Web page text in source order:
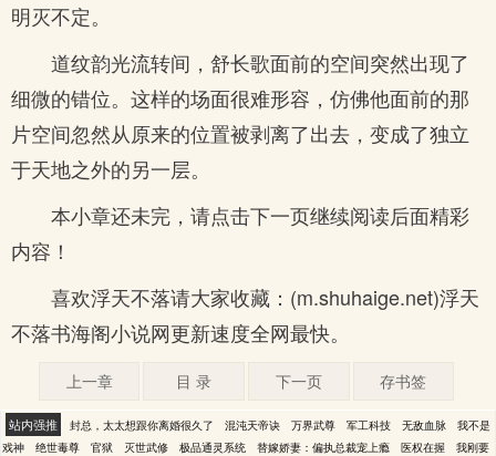
明灭不定。
道纹韵光流转间，舒长歌面前的空间突然出现了
细微的错位。这样的场面很难形容，仿佛他面前的那
片空间忽然从原来的位置被剥离了出去，变成了独立
于天地之外的另一层。
本小章还未完，请点击下一页继续阅读后面精彩
内容！
喜欢浮天不落请大家收藏：(m.shuhaige.net)浮天
不落书海阁小说网更新速度全网最快。
上一章 目 录 下一页 存书签
站内强推 封总，太太想跟你离婚很久了 混沌天帝诀 万界武尊 军工科技 无敌血脉
我不是
戏神
绝世毒尊 官狱 灭世武修 极品通灵系统 替嫁娇妻：偏执总裁宠上瘾 医权在握
我刚要